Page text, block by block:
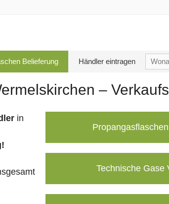
Belieferung Händler eintragen
–
in
Technische Gase